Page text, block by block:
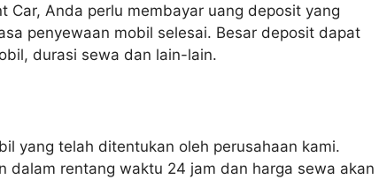
Car, Anda perlu membayar uang deposit yang
penyewaan mobil selesai. Besar deposit dapat
durasi sewa dan lain-lain.
yang telah ditentukan oleh perusahaan kami.
dalam rentang waktu 24 jam dan harga sewa akan